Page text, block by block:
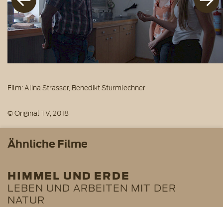
Film: Alina Strasser, Benedikt Sturmlechner
© Original TV, 2018
Ähnliche Filme
HIMMEL UND ERDE
LEBEN UND ARBEITEN MIT DER
NATUR